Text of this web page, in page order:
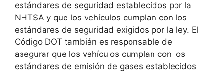
estándares de seguridad establecidos por la
NHTSA y que los vehículos cumplan con los
estándares de seguridad exigidos por la ley. El
Código DOT también es responsable de
asegurar que los vehículos cumplan con los
estándares de emisión de gases establecidos